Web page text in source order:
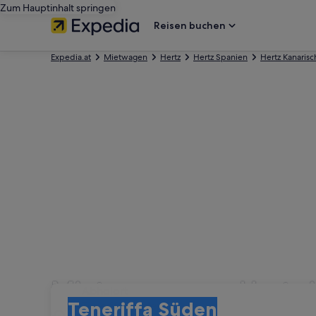
Zum Hauptinhalt springen
Reisen buchen
Expedia.at Mietwagen Hertz Hertz Spanien Hertz
Mietwagen von
Teneriffa Süden